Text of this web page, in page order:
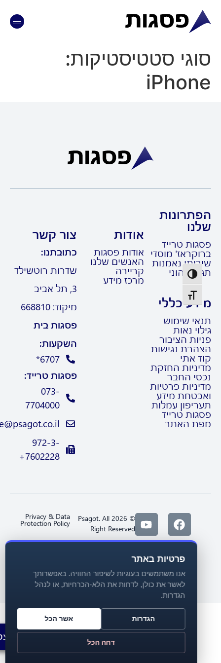
הפעל/כבה ניגודיות גבוהה
מתג גודל גופן
סטטיסטיקות:
טרייד
מוסדי
נאמנות
הוני
כללי
שימוש
נאות
הציבור
נגישות
אתי
החזקת
החבר
פרטיות
מידע
עמלות
טרייד
האתר
אודות
אודות פסגות
האנשים שלנו
קריירה
מרכז מידע
צור קשר
כתובתנו:
שדרות רוטשילד
מיקוד: 668810
פסגות בית
השקעות:
6707*
פסגות טרייד:
073-
7704000
Trade@psagot.co.il
972-3-
7602228+
© 2026 Psagot. All
Right Reserved
Privacy & Data
Protection Policy
פרטיות באתר
אנו משתמשים בעוגיות לשיפור החוויה. באפשרותך
לאשר את כולן, לדחות את הלא-הכרחיות, או לנהל
הגדרות.
הגדרות
דחה הכל
אשר הכל